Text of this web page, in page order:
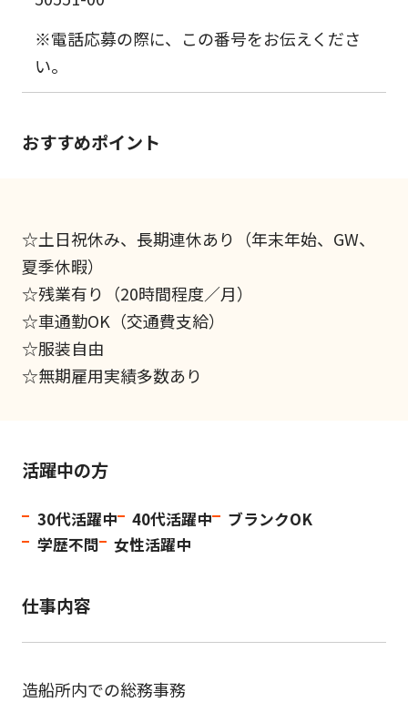
※電話応募の際に、この番号をお伝えくださ
い。
おすすめポイント
☆土日祝休み、長期連休あり（年末年始、GW、
夏季休暇）
☆残業有り（20時間程度／月）
☆車通勤OK（交通費支給）
☆服装自由
☆無期雇用実績多数あり
活躍中の方
30代活躍中 40代活躍中
ブランクOK
学歴不問
女性活躍中
仕事内容
造船所内での総務事務